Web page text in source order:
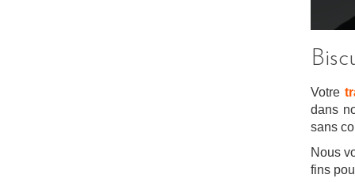
Votre
dans
sans
Nous
fins